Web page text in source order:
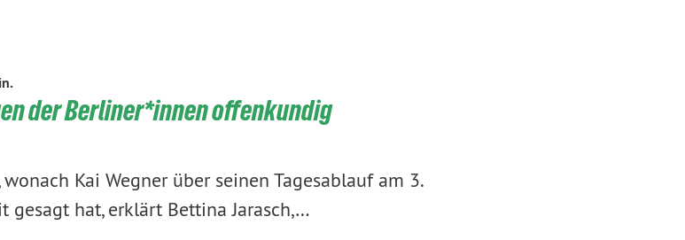
der Berliner*innen offenkundig
Kai Wegner über seinen Tagesablauf am 3.
gesagt hat, erklärt Bettina Jarasch,…